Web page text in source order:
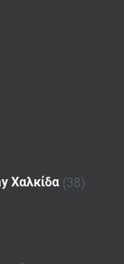
Χαλκίδα (38)